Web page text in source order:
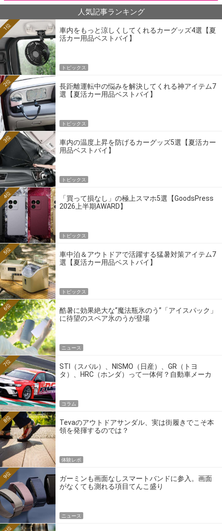
人気記事ランキング
車内をもっと涼しくしてくれるカーグッズ4選【夏
活カー用品ベストバイ】
1位
トピックス
長距離運転中の悩みを解決してくれる神アイテム7
選【夏活カー用品ベストバイ】
2位
トピックス
車内の温度上昇を防げるカーグッズ5選【夏活カー
用品ベストバイ】
3位
トピックス
「買って損なし」の極上スマホ5選【GoodsPress
2026上半期AWARD】
4位
トピックス
車中泊＆アウトドアで活躍する猛暑対策アイテム7
選【夏活カー用品ベストバイ】
5位
トピックス
酷暑に効果絶大な“魔法瓶氷のう”「アイスパック」
に待望のスペア氷のうが登場
6位
ニュース
STI（スバル）、NISMO（日産）、GR（トヨ
タ）、HRC（ホンダ）って一体何？自動車メーカ
7位
コラム
Tevaのアウトドアサンダル、実は街履きでこそ本
領を発揮するのでは？
8位
体験レポ
ガーミンも画面なしスマートバンドに参入。画面
がなくても測れる項目てんこ盛り
9位
ニュース